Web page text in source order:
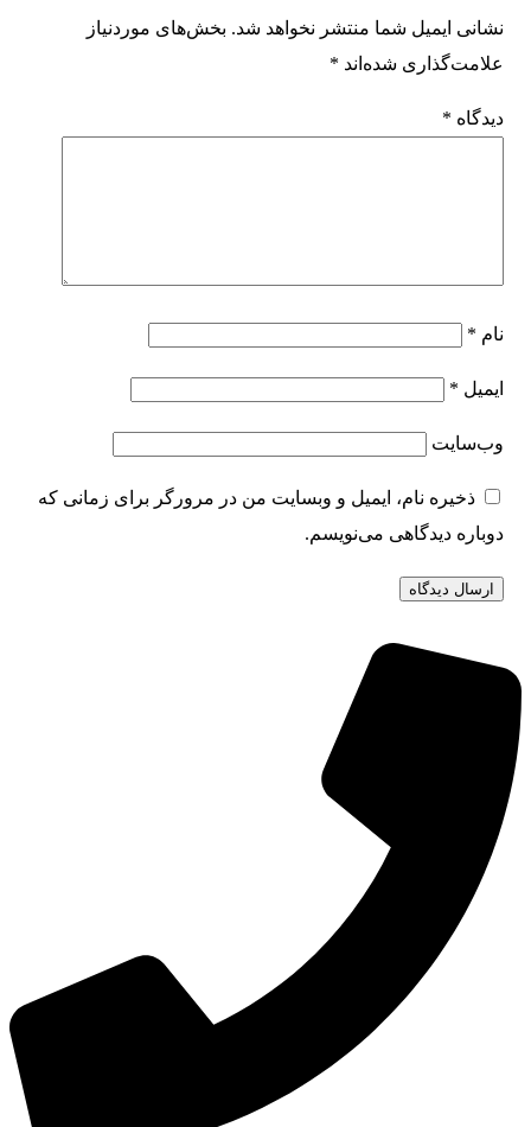
نشانی ایمیل شما منتشر نخواهد شد. بخش‌های موردنیاز
علامت‌گذاری شده‌اند *
دیدگاه *
نام *
ایمیل *
وب‌سایت
ذخیره نام، ایمیل و وبسایت من در مرورگر برای زمانی که
دوباره دیدگاهی می‌نویسم.